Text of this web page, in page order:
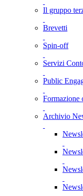
Il gruppo
Brevetti
Spin-off
Servizi
Public
Formazione
Archivio